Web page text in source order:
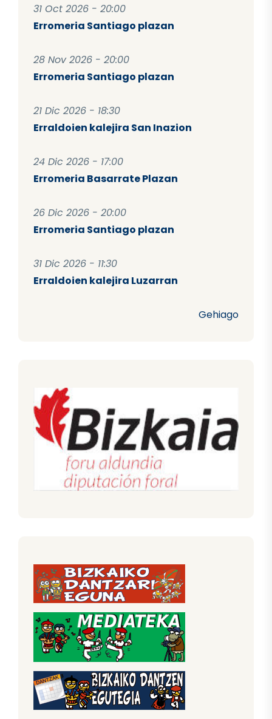
31 Oct 2026 - 20:00
Erromeria Santiago plazan
28 Nov 2026 - 20:00
Erromeria Santiago plazan
21 Dic 2026 - 18:30
Erraldoien kalejira San Inazion
24 Dic 2026 - 17:00
Erromeria Basarrate Plazan
26 Dic 2026 - 20:00
Erromeria Santiago plazan
31 Dic 2026 - 11:30
Erraldoien kalejira Luzarran
Gehiago